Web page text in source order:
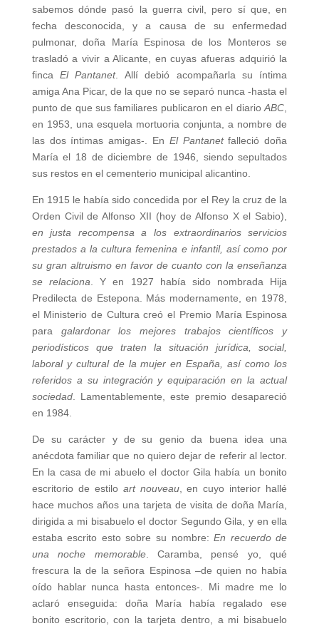
sabemos dónde pasó la guerra civil, pero sí que, en
fecha desconocida, y a causa de su enfermedad
pulmonar, doña María Espinosa de los Monteros se
trasladó a vivir a Alicante, en cuyas afueras adquirió la
fincaEl Pantanet. Allí debió acompañarla su íntima
amiga Ana Picar, de la que no se separó nunca -hasta el
punto de que sus familiares publicaron en el diarioABC
en 1953, una esquela mortuoria conjunta, a nombre de
las dos íntimas amigas-. En El Pantanetfalleció doña
María el 18 de diciembre de 1946, siendo sepultados
sus restos en el cementerio municipal alicantino.
En 1915 le había sido concedida por el Rey la cruz de la
Orden Civil de Alfonso XII (hoy de Alfonso X el Sabio),
en justa recompensa a los extraordinarios servicios
prestados a la cultura femenina e infantil, así como por
su gran altruismo en favor de cuanto con la enseñanza
se relaciona . Y en 1927 había sido nombrada Hija
Predilecta de Estepona. Más modernamente, en 1978,
el Ministerio de Cultura creó el Premio María Espinosa
para galardonar los mejores trabajos científicos y
periodísticos que traten la situación jurídica, social,
laboral y cultural de la mujer en España, así como los
referidos a su integración y equiparación en la actual
sociedad. Lamentablemente, este premio desapareció
en 1984.
De su carácter y de su genio da buena idea una
anécdota familiar que no quiero dejar de referir al lector.
En la casa de mi abuelo el doctor Gila había un bonito
escritorio de estilo art nouveau, en cuyo interior hallé
hace muchos años una tarjeta de visita de doña María,
dirigida a mi bisabuelo el doctor Segundo Gila, y en ella
estaba escrito esto sobre su nombre:En recuerdo de
una noche memorable. Caramba, pensé yo, qué
frescura la de la señora Espinosa –de quien no había
oído hablar nunca hasta entonces-. Mi madre me lo
aclaró enseguida: doña María había regalado ese
bonito escritorio, con la tarjeta dentro, a mi bisabuelo